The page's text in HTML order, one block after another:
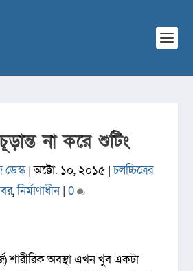
না করে শুটিং
ডেস্ক|অক্টো. ১০, ২০১৫ |চলচ্চিত্রের
,নির্মাণাধীন| 0
শারীরিক অবস্থা এখন খুব একটা